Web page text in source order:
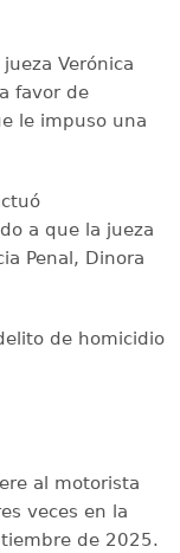
Verónica
favor de
le impuso una
a que la jueza
Penal, Dinora
de homicidio
al motorista
veces en la
de 2025.